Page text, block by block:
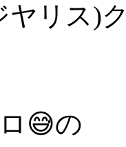
ヤリス)
😅の